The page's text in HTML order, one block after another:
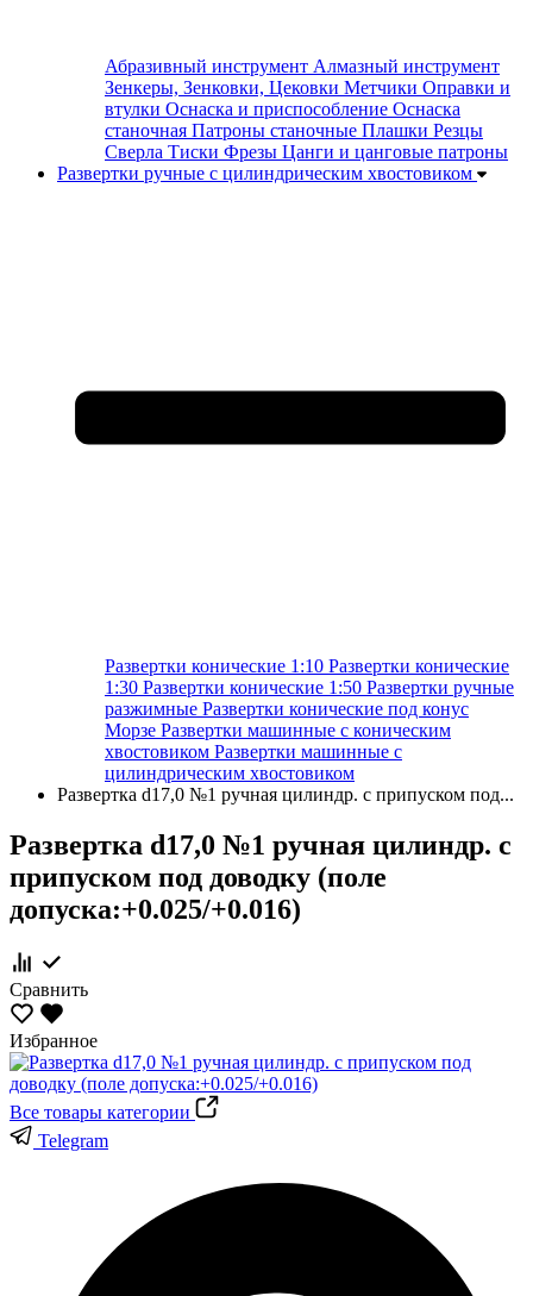
Абразивный инструмент Алмазный инструмент
Зенкеры, Зенковки, Цековки Метчики Оправки и
втулки Оснаска и приспособление Оснаска
станочная Патроны станочные Плашки Резцы
Сверла Тиски Фрезы Цанги и цанговые патроны
Развертки ручные с цилиндрическим хвостовиком
Развертки конические 1:10 Развертки конические
1:30 Развертки конические 1:50 Развертки ручные
разжимные Развертки конические под конус
Морзе Развертки машинные с коническим
хвостовиком Развертки машинные с
цилиндрическим хвостовиком
Развертка d17,0 №1 ручная цилиндр. с припуском под...
Развертка d17,0 №1 ручная цилиндр. с
припуском под доводку (поле
допуска:+0.025/+0.016)
Сравнить
Избранное
Все товары категории
Telegram